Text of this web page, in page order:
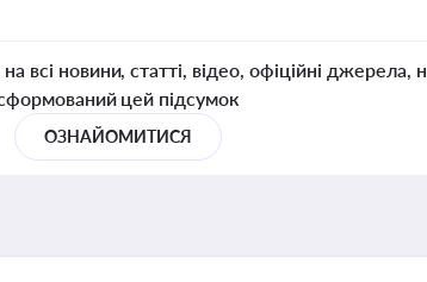
всі новини, статті, відео, офіційні джерела,
цей підсумок
ОЗНАЙОМИТИСЯ